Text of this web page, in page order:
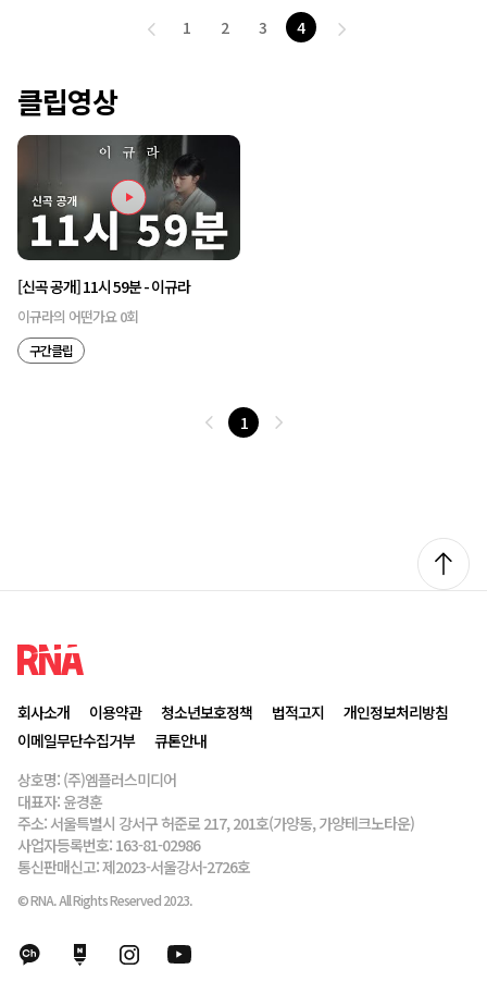
1 2 3 4
클립영상
[신곡 공개] 11시 59분 - 이규라
이규라의 어떤가요 0회
구간클립
1
회사소개 이용약관 개인정보처리방침
청소년보호정책
법적고지
이메일무단수집거부
큐톤안내
상호명: (주)엠플러스미디어
대표자: 윤경훈
주소: 서울특별시 강서구 허준로 217, 201호(가양동, 가양테크노타운)
사업자등록번호: 163-81-02986
통신판매신고: 제2023-서울강서-2726호
© RNA. All Rights Reserved 2023.